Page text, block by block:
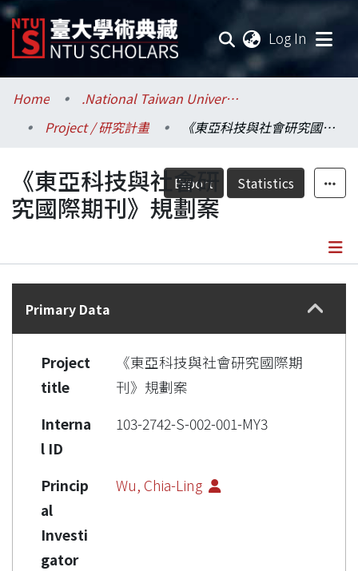
Log In
Communities & Collections
Research Outputs
Fundings & Projects
Researchers
Statistics
Home
.National Taiwan University / 國立臺灣大學
Project / 研究計畫
《東亞科技與社會研究國際期刊》規劃案
Export Statistics
《東亞科技與社會研
究國際期刊》規劃案
Details
Primary Data
Project
title
《東亞科技與社會研究國際期
刊》規劃案
Interna
l ID
103-2742-S-002-001-MY3
Princip
al
Investi
gator
Wu, Chia-Ling